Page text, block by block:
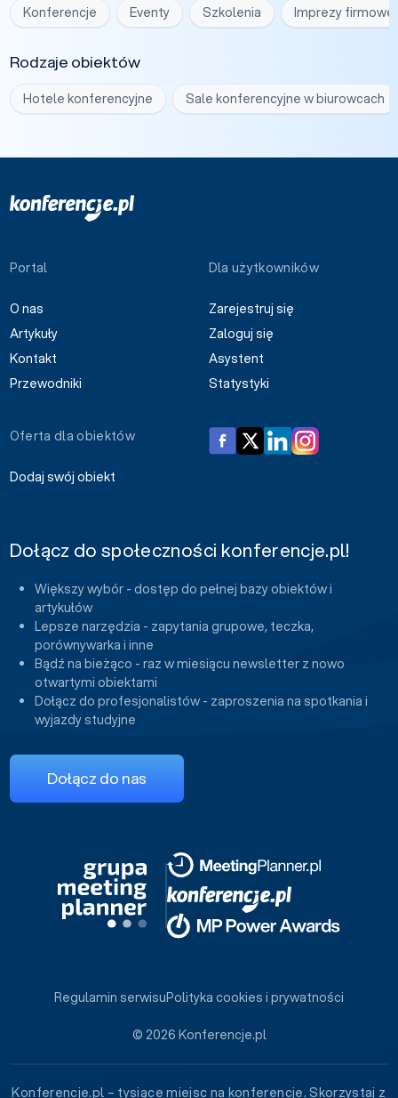
Konferencje Eventy Szkolenia Imprezy firmowe
Rodzaje obiektów
Hotele konferencyjne Sale konferencyjne w biurowcach
Portal
O nas
Artykuły
Kontakt
Przewodniki
Dla użytkowników
Zarejestruj się
Zaloguj się
Asystent
Statystyki
Oferta dla obiektów
Dodaj swój obiekt
Dołącz do społeczności konferencje.pl!
Większy wybór - dostęp do pełnej bazy obiektów i
artykułów
Lepsze narzędzia - zapytania grupowe, teczka,
porównywarka i inne
Bądź na bieżąco - raz w miesiącu newsletter z nowo
otwartymi obiektami
Dołącz do profesjonalistów - zaproszenia na spotkania i
wyjazdy studyjne
Dołącz do nas
© 2026 Konferencje.pl
Regulamin serwisuPolityka cookies i prywatności
Konferencje.pl – tysiące miejsc na konferencje. Skorzystaj z